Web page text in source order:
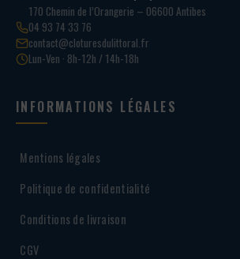
170 Chemin de l’Orangerie – 06600 Antibes
04 93 74 33 76
contact@cloturesdulittoral.fr
Lun-Ven · 8h-12h / 14h-18h
INFORMATIONS LÉGALES
Mentions légales
Politique de confidentialité
Conditions de livraison
CGV